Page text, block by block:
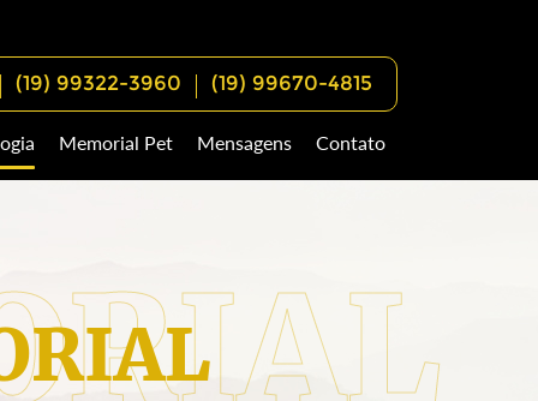
(19) 99322-3960 (19) 99670-4815
Memorial Pet Mensagens Contato